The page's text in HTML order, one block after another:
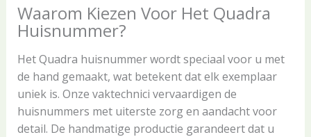
Waarom Kiezen Voor Het Quadra
Huisnummer?
Het Quadra huisnummer wordt speciaal voor u met
de hand gemaakt, wat betekent dat elk exemplaar
uniek is. Onze vaktechnici vervaardigen de
huisnummers met uiterste zorg en aandacht voor
detail. De handmatige productie garandeert dat u